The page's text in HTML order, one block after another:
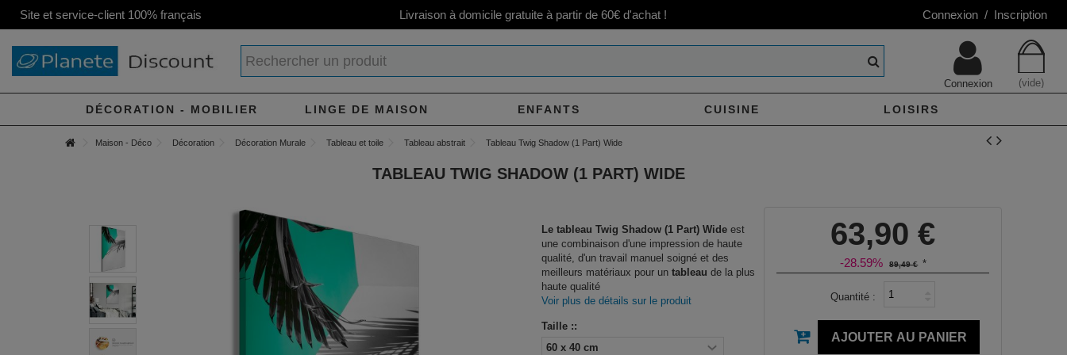
Site et service-client 100% français Livraison à domicile gratuite à partir de 60€ d'achat ! Connexion / Inscription
(vide)
Connexion
DÉCORATION - MOBILIER LINGE DE MAISON ENFANTS CUISINE LOISIRS
Maison - Déco Décoration Décoration Murale Tableau et toile Tableau abstrait Tableau Twig Shadow (1 Part) Wide
TABLEAU TWIG SHADOW (1 PART) WIDE
Le tableau Twig Shadow (1 Part) Wide est
une combinaison d'une impression de haute
qualité, d'un travail manuel soigné et des
meilleurs matériaux pour un tableau de la plus
haute qualité
Voir plus de détails sur le produit
Taille ::
63,90 €
-28.59% 89,49 € *
Quantité :
AJOUTER AU PANIER